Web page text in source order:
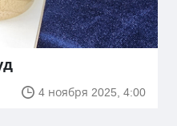
4 ноября 2025, 4:00